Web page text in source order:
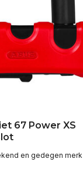
67 Power XS
en gedegen merk